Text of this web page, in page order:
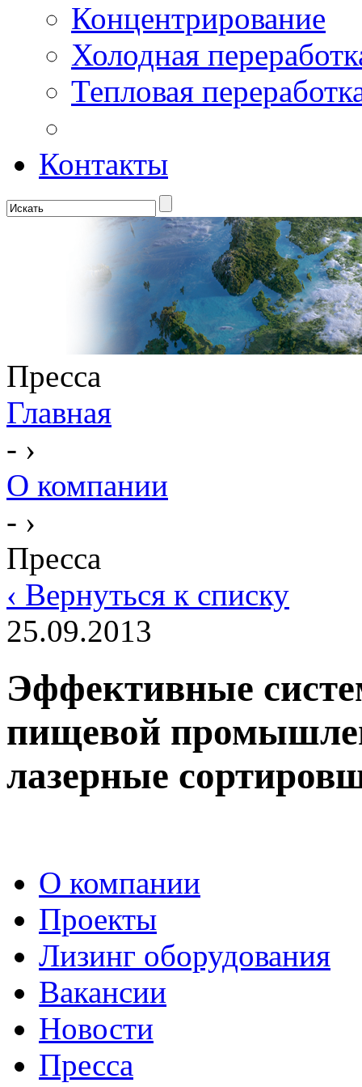
Концентрирование
Холодная
Тепловая
Контакты
Пресса
Главная
- ›
О компании
- ›
Пресса
‹ Вернуться к списку
25.09.2013
Эффективные
пищевой
лазерные
О компании
Проекты
Лизинг оборудования
Вакансии
Новости
Пресса